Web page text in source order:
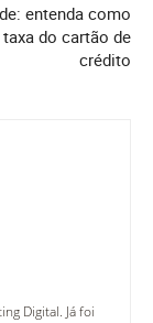
entenda como
do cartão de
crédito
Digital. Já foi